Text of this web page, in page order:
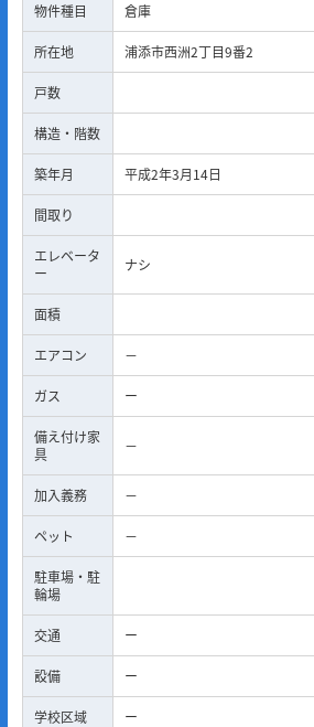
物件種目 倉庫
所在地 浦添市西洲2丁目9番2
戸数
構造・階数
築年月 平成2年3月14日
間取り
エレベータ
ー
ナシ
面積
エアコン －
ガス ー
備え付け家
具
－
加入義務 －
ペット －
駐車場・駐
輪場
交通 ー
設備 ー
学校区域 ー